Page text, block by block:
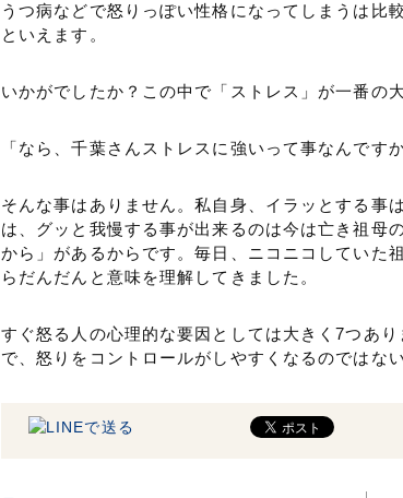
うつ病などで怒りっぽい性格になってしまうは比
といえます。
いかがでしたか？この中で「ストレス」が一番の
「なら、千葉さんストレスに強いって事なんですか
そんな事はありません。私自身、イラッとする事
は、グッと我慢する事が出来るのは今は亡き祖母
から」があるからです。毎日、ニコニコしていた
らだんだんと意味を理解してきました。
すぐ怒る人の心理的な要因としては大きく7つあ
で、怒りをコントロールがしやすくなるのではな